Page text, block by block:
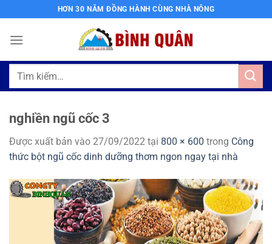
qua
nội
HƠN 30 NĂM ĐỒNG HÀNH CÙNG NHÀ NÔNG
Tìm
nghiền ngũ cốc 3
Được xuất bản vào 27/09/2022 tại 800 × 600 trong Công
thức bột ngũ cốc dinh dưỡng thơm ngon ngay tại nhà